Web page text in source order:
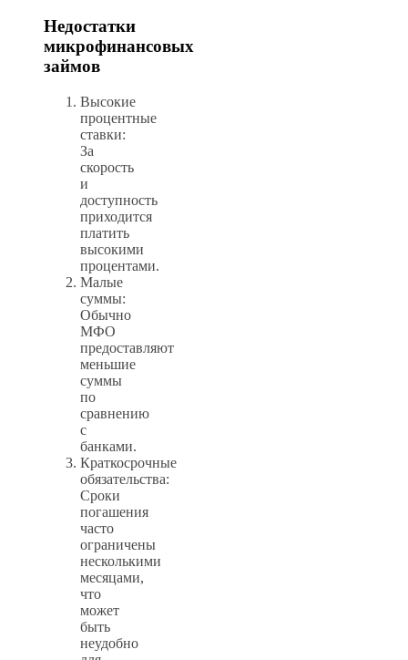
Недостатки
микрофинансовых
займов
Высокие
процентные
ставки:
За
скорость
и
доступность
приходится
платить
высокими
процентами.
Малые
суммы:
Обычно
МФО
предоставляют
меньшие
суммы
по
сравнению
с
банками.
Краткосрочные
обязательства:
Сроки
погашения
часто
ограничены
несколькими
месяцами,
что
может
быть
неудобно